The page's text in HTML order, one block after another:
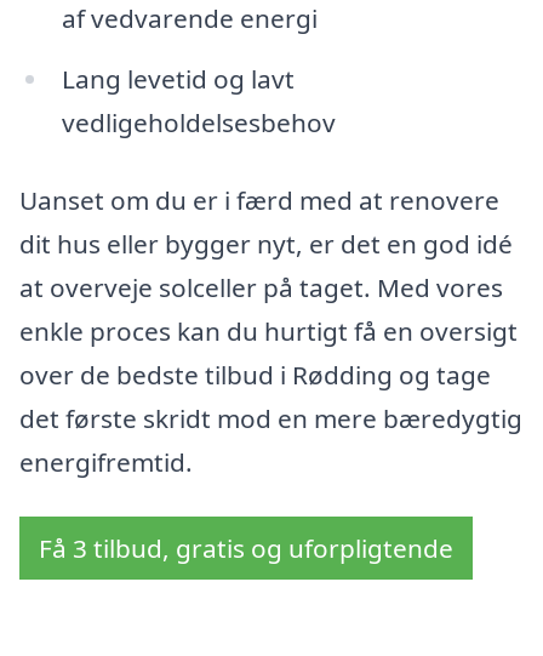
af vedvarende energi
Lang levetid og lavt
vedligeholdelsesbehov
Uanset om du er i færd med at renovere
dit hus eller bygger nyt, er det en god idé
at overveje solceller på taget. Med vores
enkle proces kan du hurtigt få en oversigt
over de bedste tilbud i Rødding og tage
det første skridt mod en mere bæredygtig
energifremtid.
Få 3 tilbud, gratis og uforpligtende